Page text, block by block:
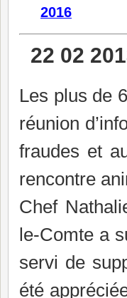
2016
22 02
Les plus de
réunion
fraudes et
rencontre
Chef
le-Comte a
servi de
été